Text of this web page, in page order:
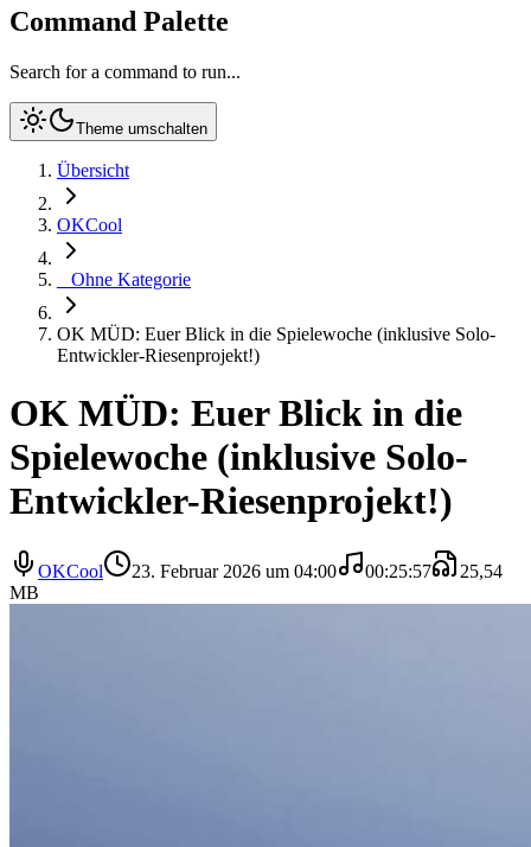
Command Palette
Search for a command to run...
Theme umschalten
Übersicht
OKCool
_ Ohne Kategorie
OK MÜD: Euer Blick in die Spielewoche (inklusive Solo-
Entwickler-Riesenprojekt!)
OK MÜD: Euer Blick in die
Spielewoche (inklusive Solo-
Entwickler-Riesenprojekt!)
OKCool 23. Februar 2026 um 04:00 00:25:57
25,54
MB